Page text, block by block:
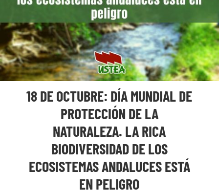
18 DE OCTUBRE: DÍA MUNDIAL DE
PROTECCIÓN DE LA
NATURALEZA. LA RICA
BIODIVERSIDAD DE LOS
ECOSISTEMAS ANDALUCES ESTÁ
EN PELIGRO